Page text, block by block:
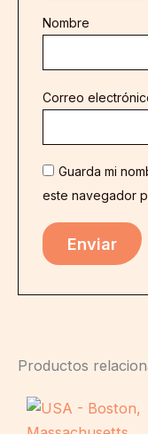
Nombre
Correo
Guarda mi
este navegador
Productos